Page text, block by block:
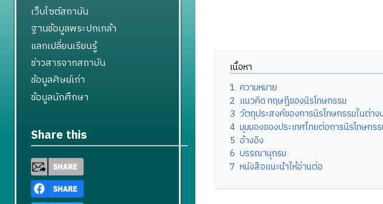
เนื้อหา
1 ความหมาย
2 แนวคิด ทฤษฎีของนิรโทษกรรม
3 วัตถุประสงค์ของการนิรโทษกรรมในต่าง
4 มุมมองของประเทศไทยต่อการนิรโทษกร
5 อ้างอิง
6 บรรณานุกรม
7 หนังสือแนะนำให้อ่านต่อ
เว็บไซต์สถาบัน
ฐานข้อมูลพระปกเกล้า
แลกเปลี่ยนเรียนรู้
ข่าวสารจากสถาบัน
ข้อมูลศิษย์เก่า
ข้อมูลนักศึกษา
Share this